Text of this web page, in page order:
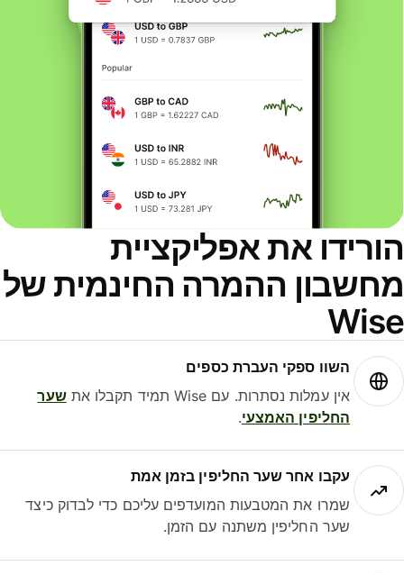
את אפליקציית
ההמרה החינמית של
השוו ספקי העברת כספים
אין עמלות נסתרות. עם Wise תמיד תקבלו את
שער
החליפין האמצעי.
עקבו אחר שער החליפין בזמן אמת
שמרו את המטבעות המועדפים עליכם כדי לבדוק כיצד
שער החליפין משתנה עם הזמן.